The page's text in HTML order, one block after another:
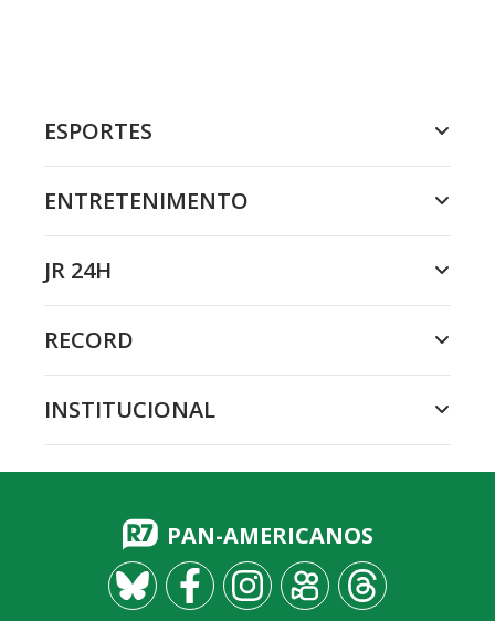
ESPORTES
ENTRETENIMENTO
JR 24H
RECORD
INSTITUCIONAL
PAN-AMERICANOS